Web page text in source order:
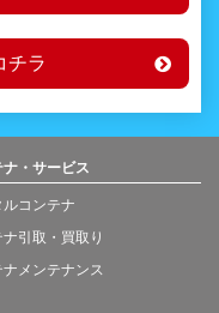
チラ
ナ・サービス
ルコンテナ
ナ引取・買取り
ナメンテナンス